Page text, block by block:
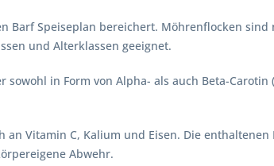
Barf Speiseplan bereichert. Möhrenflocken
und Alterklassen geeignet.
in Form von Alpha- als auch Beta-Carotin
Vitamin C, Kalium und Eisen. Die
Abwehr.